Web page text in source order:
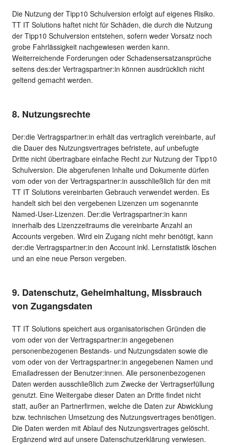
Die Nutzung der Tipp10 Schulversion erfolgt auf eigenes Risiko.
TT IT Solutions haftet nicht für Schäden, die durch die Nutzung
der Tipp10 Schulversion entstehen, sofern weder Vorsatz noch
grobe Fahrlässigkeit nachgewiesen werden kann.
Weiterreichende Forderungen oder Schadensersatzansprüche
seitens des:der Vertragspartner:in können ausdrücklich nicht
geltend gemacht werden.
8. Nutzungsrechte
Der:die Vertragspartner:in erhält das vertraglich vereinbarte, auf
die Dauer des Nutzungsvertrages befristete, auf unbefugte
Dritte nicht übertragbare einfache Recht zur Nutzung der Tipp10
Schulversion. Die abgerufenen Inhalte und Dokumente dürfen
vom oder von der Vertragspartner:in ausschließlich für den mit
TT IT Solutions vereinbarten Gebrauch verwendet werden. Es
handelt sich bei den vergebenen Lizenzen um sogenannte
Named-User-Lizenzen. Der:die Vertragspartner:in kann
innerhalb des Lizenzzeitraums die vereinbarte Anzahl an
Accounts vergeben. Wird ein Zugang nicht mehr benötigt, kann
der:die Vertragspartner:in den Account inkl. Lernstatistik löschen
und an eine neue Person vergeben.
9. Datenschutz, Geheimhaltung, Missbrauch
von Zugangsdaten
TT IT Solutions speichert aus organisatorischen Gründen die
vom oder von der Vertragspartner:in angegebenen
personenbezogenen Bestands- und Nutzungsdaten sowie die
vom oder von der Vertragspartner:in angegebenen Namen und
Emailadressen der Benutzer:innen. Alle personenbezogenen
Daten werden ausschließlich zum Zwecke der Vertragserfüllung
genutzt. Eine Weitergabe dieser Daten an Dritte findet nicht
statt, außer an Partnerfirmen, welche die Daten zur Abwicklung
bzw. technischen Umsetzung des Nutzungsvertrages benötigen.
Die Daten werden mit Ablauf des Nutzungsvertrages gelöscht.
Ergänzend wird auf unsere Datenschutzerklärung verwiesen.